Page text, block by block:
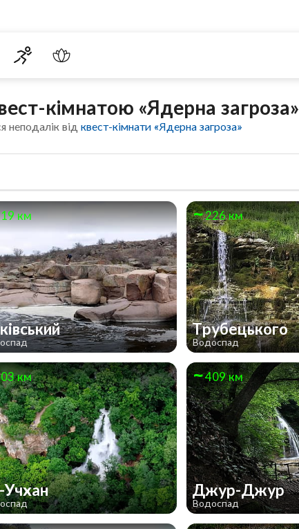
кімнатою «Ядерна загроза»
неподалік відквест-кімнати «Ядерна загроза»
км 226 км
Трубецького
Водоспад
км
Учхан
409 км
Джур-Джур
Водоспад